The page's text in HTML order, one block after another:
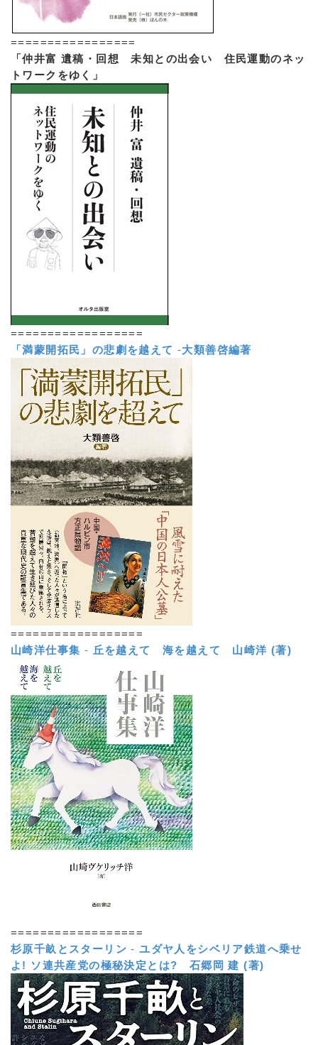
=================
「仲井富 遺稿・回想 未知との出会い 住民運動のネッ
トワークをゆく」
==================
「満蒙開拓民」の悲劇を越えて -大類善啓編著
==================
山崎洋仕事集 - 丘を越えて 海を越えて 山崎洋 (著)
==================
杉原千畝とスターリン -ユダヤ人をシベリア鉄道へ乗せ
よ! ソ連共産党の極秘決定とは?
石郷岡 建 (著)